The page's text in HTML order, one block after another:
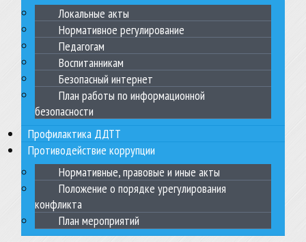
Локальные акты
Нормативное регулирование
Педагогам
Воспитанникам
Безопасный интернет
План работы по информационной
безопасности
Профилактика ДДТТ
Противодействие коррупции
Нормативные, правовые и иные акты
Положение о порядке урегулирования
конфликта
План мероприятий